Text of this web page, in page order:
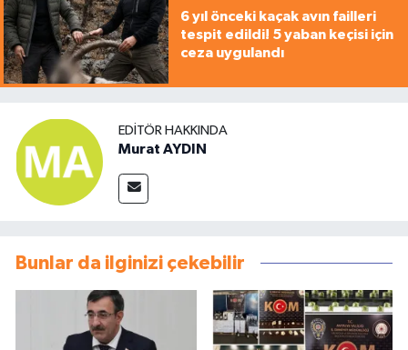
6 yıl önceki kaçak avın failleri
tespit edildi! 5 yaban keçisi için
ceza uygulandı
EDITÖR HAKKINDA
Murat AYDIN
Bunlar da ilginizi çekebilir